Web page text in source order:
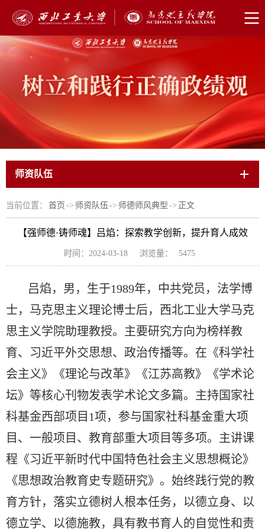
师资队伍
当前位置： 首页 -> 师资队伍 -> 师德师风典型 -> 正文
【强师德·铸师魂】吕焰：探索教学创新，提升育人成效
时间：2024-03-18 浏览量： 5475
吕焰，男，生于1989年，中共党员，法学博
士，马克思主义理论博士后，西北工业大学马克
思主义学院助理教授。主要研究方向为榜样教
育、习近平外交思想、政治传播等。在《科学社
会主义》《理论与改革》《江苏高教》《学术论
坛》等核心刊物发表学术论文多篇。主持国家社
科基金西部项目1项，参与国家社科基金重大项
目、一般项目、教育部重大项目等多项。主讲课
程《习近平新时代中国特色社会主义思想概论》
《思想政治教育史专题研究》。始终践行党的教
育方针，落实立德树人根本任务，以德立身、以
德立学、以德施教，具有教书育人的自觉性和责